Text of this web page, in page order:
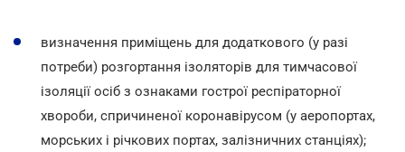
визначення приміщень для додаткового (у разі
потреби) розгортання ізоляторів для тимчасової
ізоляції осіб з ознаками гострої респіраторної
хвороби, спричиненої коронавірусом (у аеропортах,
морських і річкових портах, залізничних станціях);